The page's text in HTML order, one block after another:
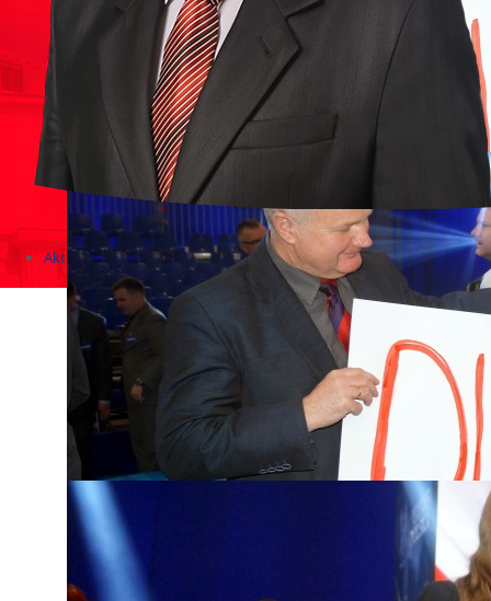
Aktualności
Zapowiedzi wydarzeń
KONKURSY 2020 - 2026
KOLONIE 2021 - 2026
Imprezy kulturalne - zaproszenia 2017
Różne
Konkursy 2017/2018
KONKURSY 2016/2017
KONKURSY 2015/2016
Konkursy 2014/2015
Wizyty w Parlamencie i Ministerstwach
Spotkania i debaty, PROTESTY, MARSZE
Debaty i spotkania 2017
Konkursy 2014
Różne
Praca w kampanii